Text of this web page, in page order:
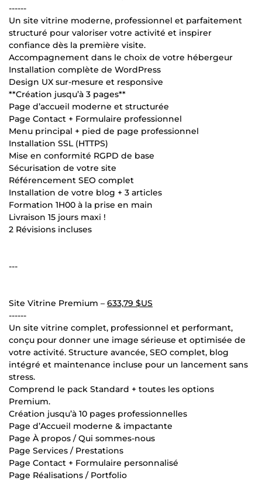
------
Un site vitrine moderne, professionnel et parfaitement
structuré pour valoriser votre activité et inspirer
confiance dès la première visite.
Accompagnement dans le choix de votre hébergeur
Installation complète de WordPress
Design UX sur-mesure et responsive
**Création jusqu’à 3 pages**
Page d’accueil moderne et structurée
Page Contact + Formulaire professionnel
Menu principal + pied de page professionnel
Installation SSL (HTTPS)
Mise en conformité RGPD de base
Sécurisation de votre site
Référencement SEO complet
Installation de votre blog + 3 articles
Formation 1H00 à la prise en main
Livraison 15 jours maxi !
2 Révisions incluses
---
Site Vitrine Premium – 633,79 $US
------
Un site vitrine complet, professionnel et performant,
conçu pour donner une image sérieuse et optimisée de
votre activité. Structure avancée, SEO complet, blog
intégré et maintenance incluse pour un lancement sans
stress.
Comprend le pack Standard + toutes les options
Premium.
Création jusqu’à 10 pages professionnelles
Page d’Accueil moderne & impactante
Page À propos / Qui sommes-nous
Page Services / Prestations
Page Contact + Formulaire personnalisé
Page Réalisations / Portfolio